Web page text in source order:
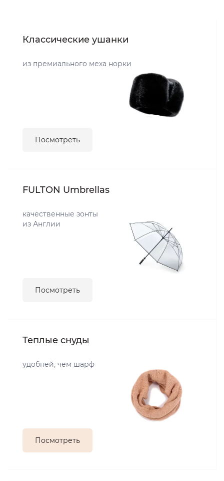
Классические ушанки
из премиального меха норки
Посмотреть
FULTON Umbrellas
качественные зонты
из Англии
Посмотреть
Теплые снуды
удобней, чем шарф
Посмотреть